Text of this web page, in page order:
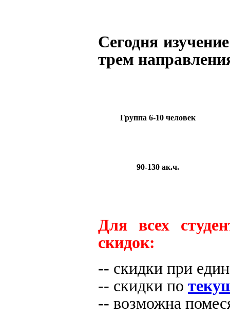
Сегодня
трем
Группа 6-10 человек
90-130 ак.ч.
Для всех
скидок:
-- скидки при
-- скидки по
-- возможна